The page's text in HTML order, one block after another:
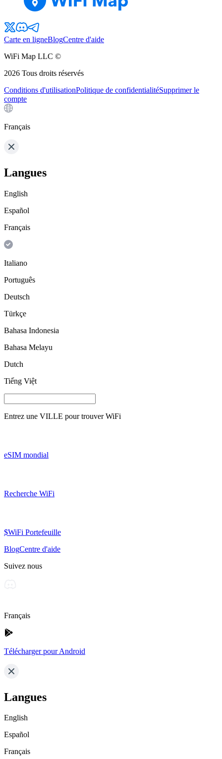
Carte en ligneBlogCentre d'aide
WiFi Map LLC ©
2026 Tous droits réservés
Conditions d'utilisationPolitique de confidentialitéSupprimer le
compte
Français
Langues
English
Español
Français
Italiano
Português
Deutsch
Türkçe
Bahasa Indonesia
Bahasa Melayu
Dutch
Tiếng Việt
Entrez une VILLE pour trouver WiFi
eSIM mondial
Recherche WiFi
$WiFi Portefeuille
BlogCentre d'aide
Suivez nous
Français
Télécharger pour Android
Langues
English
Español
Français